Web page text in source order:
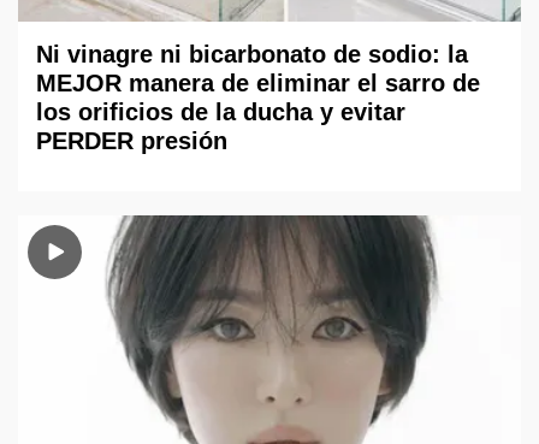
Ni vinagre ni bicarbonato de sodio: la
MEJOR manera de eliminar el sarro de
los orificios de la ducha y evitar
PERDER presión